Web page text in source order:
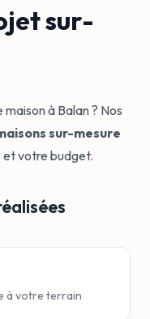
sur-
à Balan ? Nos
sur-mesure
et votre budget.
à votre terrain